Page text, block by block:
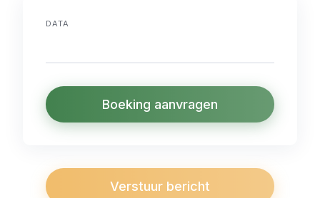
DATA
Boeking aanvragen
Verstuur bericht